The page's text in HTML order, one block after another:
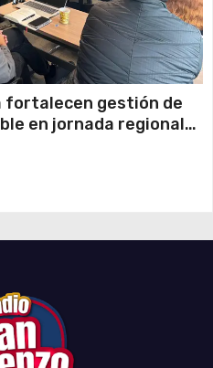
fortalecen gestión de
en jornada regional
Altiplano y ANDESS